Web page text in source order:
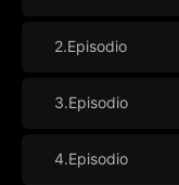
2.Episodio
3.Episodio
4.Episodio